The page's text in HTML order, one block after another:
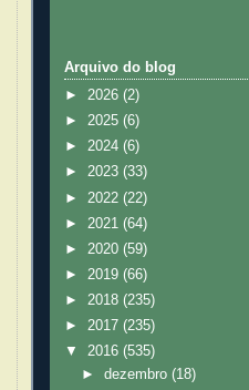
Arquivo do blog
► 2026 (2)
► 2025 (6)
► 2024 (6)
► 2023 (33)
► 2022 (22)
► 2021 (64)
► 2020 (59)
► 2019 (66)
► 2018 (235)
► 2017 (235)
▼ 2016 (535)
►dezembro(18)